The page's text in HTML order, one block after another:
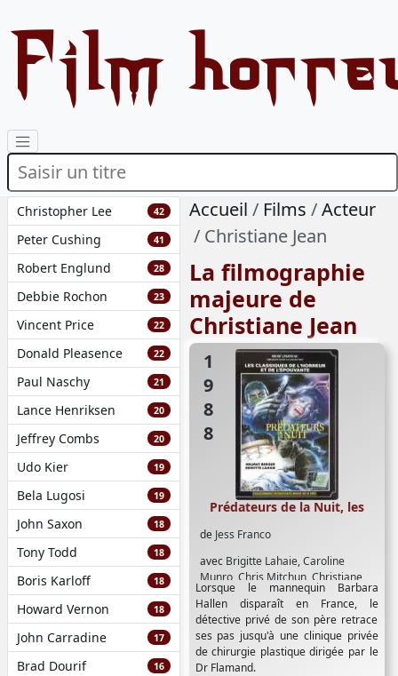
Film
Christopher Lee 42
Peter Cushing 41
Robert Englund 28
Debbie Rochon 23
Vincent Price 22
Donald Pleasence 22
Paul Naschy 21
Lance Henriksen 20
Jeffrey Combs 20
Udo Kier 19
Bela Lugosi 19
John Saxon 18
Tony Todd 18
Boris Karloff 18
Howard Vernon 18
John Carradine 17
Brad Dourif 16
Accueil Films
Acteur
Christiane Jean
La filmographie
majeure de
Christiane Jean
1988
de Jess Franco
avec Brigitte Lahaie,Caroline
Munro, Chris Mitchun, Christiane
Jean,Helmut Berger,Stéphane
Audran
,Tely Savalas
Prédateurs de la Nuit, les
Lorsque le mannequin Barbara
Hallen disparaît en France, le
détective privé de son père retrace
ses pas jusqu'à une clinique privée
de chirurgie plastique dirigée par le
Dr Flamand.